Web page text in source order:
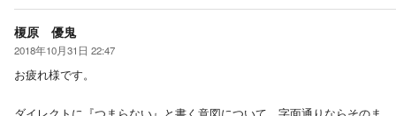
榎原 優鬼
2018年10月31日 22:47
お疲れ様です。